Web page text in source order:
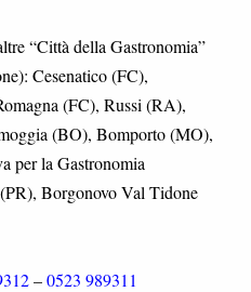
“Città della Gastronomia”
Cesenatico (FC),
(FC), Russi (RA),
(BO), Bomporto (MO),
per la Gastronomia
Borgonovo Val Tidone
–0523 989311